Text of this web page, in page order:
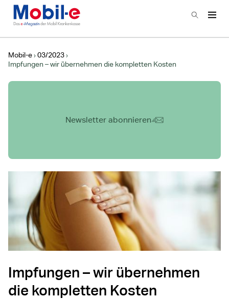
Hauptnavigation
Suchen
Mobil-e
03/2023
Impfungen – wir übernehmen die kompletten Kosten
Newsletter abonnieren
Impfungen – wir übernehmen
die kompletten Kosten